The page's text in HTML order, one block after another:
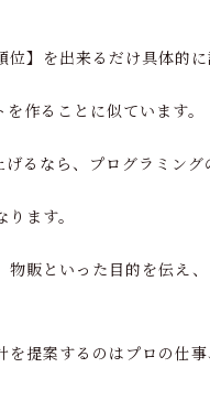
】を出来るだけ具体的に
作ることに似ています。
るなら、プログラミング
ます。
販といった目的を伝え
提案するのはプロの仕